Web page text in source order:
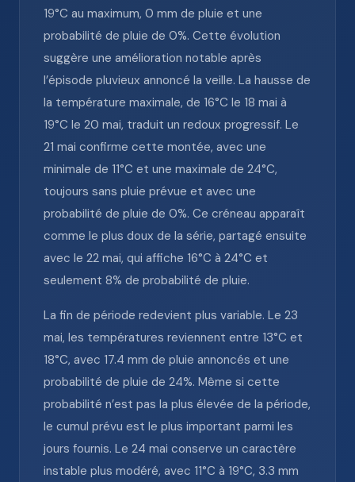
19°C au maximum, 0 mm de pluie et une
probabilité de pluie de 0%. Cette évolution
suggère une amélioration notable après
l’épisode pluvieux annoncé la veille. La hausse de
la température maximale, de 16°C le 18 mai à
19°C le 20 mai, traduit un redoux progressif. Le
21 mai confirme cette montée, avec une
minimale de 11°C et une maximale de 24°C,
toujours sans pluie prévue et avec une
probabilité de pluie de 0%. Ce créneau apparaît
comme le plus doux de la série, partagé ensuite
avec le 22 mai, qui affiche 16°C à 24°C et
seulement 8% de probabilité de pluie.
La fin de période redevient plus variable. Le 23
mai, les températures reviennent entre 13°C et
18°C, avec 17.4 mm de pluie annoncés et une
probabilité de pluie de 24%. Même si cette
probabilité n’est pas la plus élevée de la période,
le cumul prévu est le plus important parmi les
jours fournis. Le 24 mai conserve un caractère
instable plus modéré, avec 11°C à 19°C, 3.3 mm